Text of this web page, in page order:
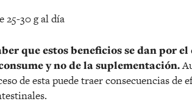
25-30 g al día
que estos beneficios se dan por el
y no de la suplementación.
de esta puede traer consecuencias de